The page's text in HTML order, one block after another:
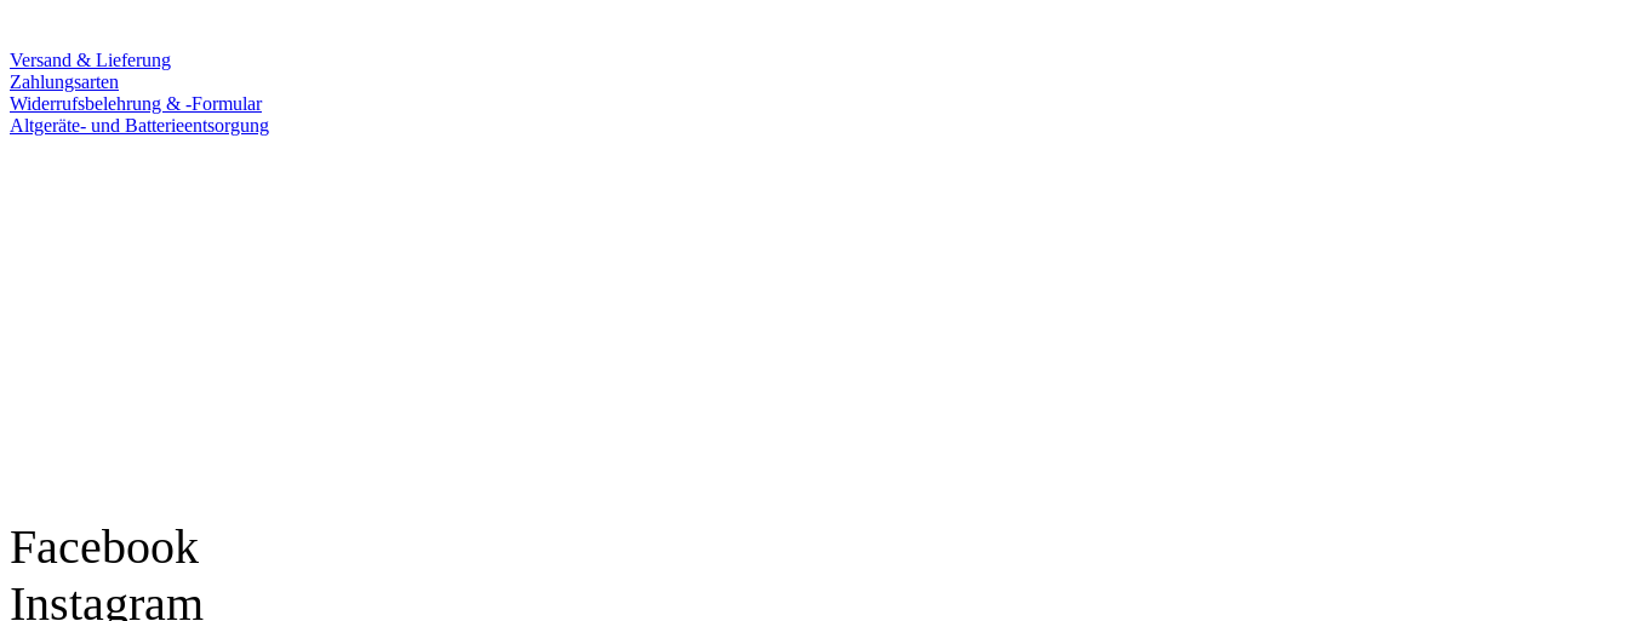
Versand & Lieferung
Zahlungsarten
Widerrufsbelehrung & -Formular
Altgeräte- und Batterieentsorgung
Facebook
Instagram